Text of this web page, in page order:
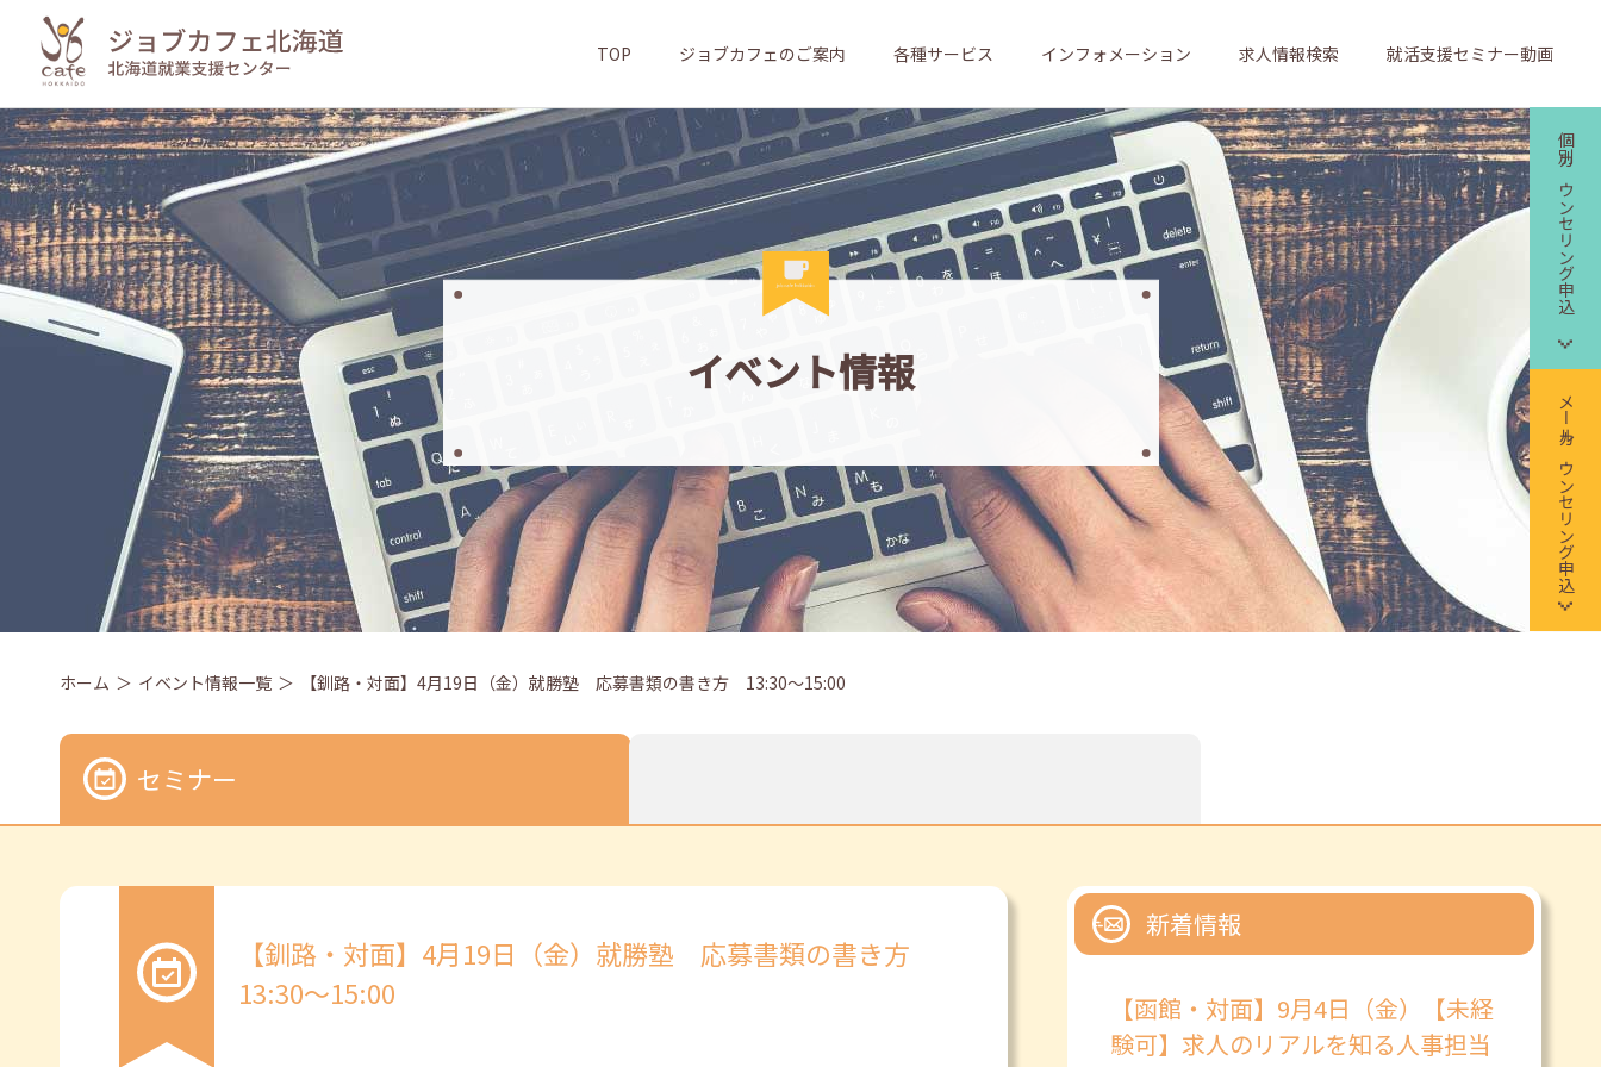
TOP ジョブカフェのご案内 各種サービス インフォメーション 求人情報検索 就活支援セミナー動画
個別カウンセリング申込
メールカウンセリング申込
イベント情報
ホーム イベント情報一覧 【釧路・対面】4月19日（金）就勝塾 応募書類の書き方 13:30～15:00
セミナー
【釧路・対面】4月19日（金）就勝塾 応募書類の書き方
13:30～15:00
新着情報
【函館・対面】9月4日（金）【未経
験可】求人のリアルを知る人事担当